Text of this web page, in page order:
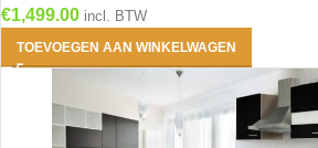
€1,499.00 incl. BTW
TOEVOEGEN AAN WINKELWAGEN